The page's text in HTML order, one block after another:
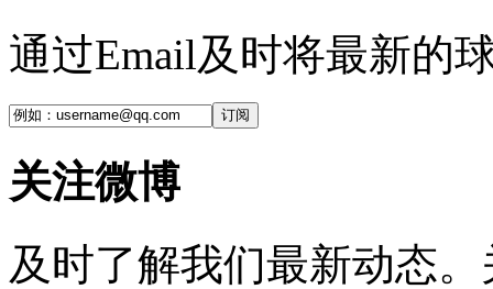
通过Email及时将最新的
订阅
关注微博
及时了解我们最新动态